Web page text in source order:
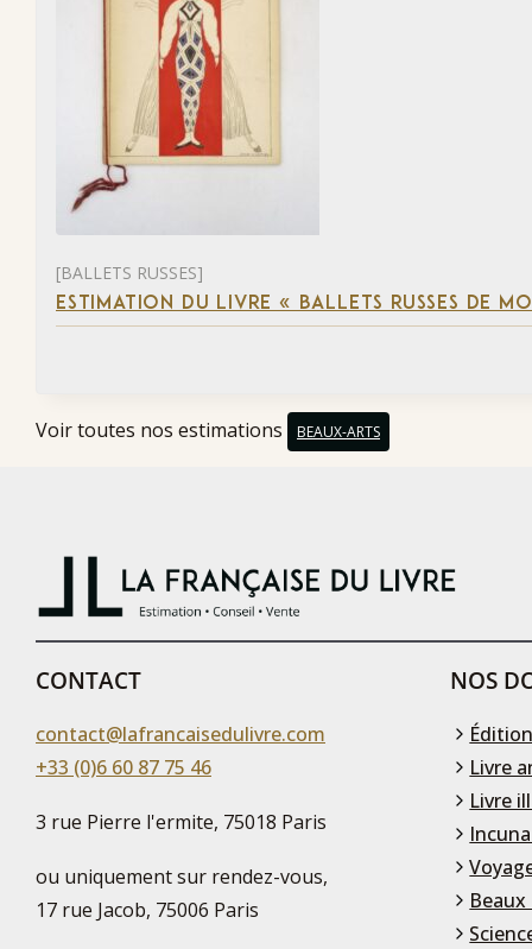
[BALLETS RUSSES]
ESTIMATION DU LIVRE « BALLETS RUSSES DE
Voir toutes nos estimations BEAUX-ARTS
CONTACT
contact@lafrancaisedulivre.com
+33 (0)6 60 87 75 46
3 rue Pierre l'ermite, 75018 Paris
ou uniquement sur rendez-vous,
17 rue Jacob, 75006 Paris
NOS
Livre
Livre